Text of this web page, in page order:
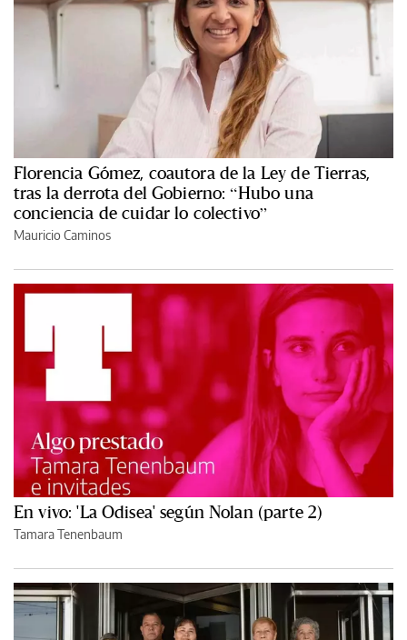
Florencia Gómez, coautora de la Ley de Tierras,
tras la derrota del Gobierno: “Hubo una
conciencia de cuidar lo colectivo”
Mauricio Caminos
En vivo: 'La Odisea' según Nolan (parte 2)
Tamara Tenenbaum